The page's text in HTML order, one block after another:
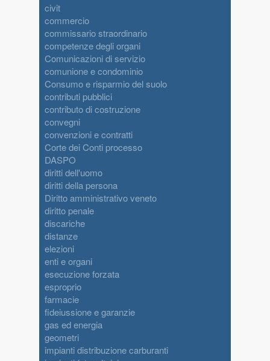
civit
commercio
commissario straordinario
competenze degli organi
Comunicazioni di servizio
comunione e condominio
Consumo e risparmio del suolo
contributi pubblici
contributo di costruzione
convegni
convenzioni e contratti
Corte dei Conti processo
DASPO
diritti dell'uomo
diritti della persona
Diritto amministrativo veneto
diritto penale
discariche
distanze
elezioni
enti e organi
esecuzione forzata
esproprio
farmacie
fideiussione e garanzie
gas ed energia
geometri
impianti distribuzione carburanti